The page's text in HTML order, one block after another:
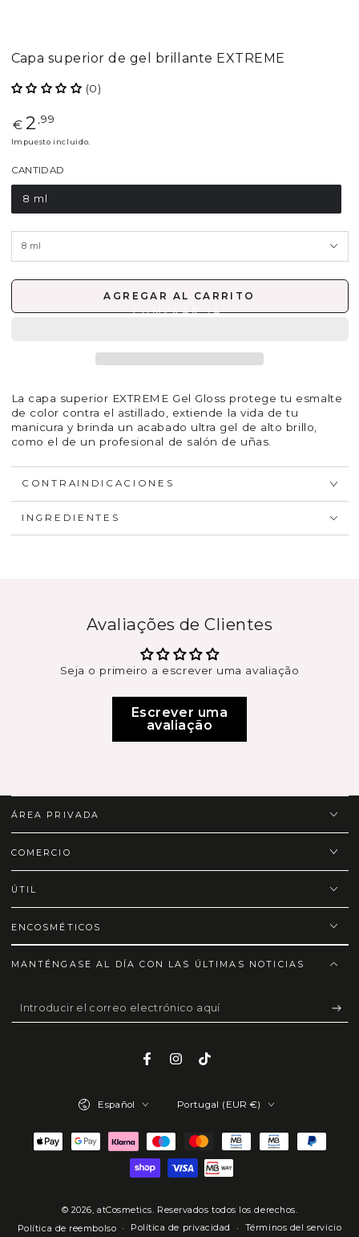
Capa superior de gel brillante EXTREME
(0)
Precio
regular
€ 2 ,99
Impuesto incluido.
CANTIDAD
8 ml
AGREGAR AL CARRITO
La capa superior EXTREME Gel Gloss protege tu esmalte
de color contra el astillado, extiende la vida de tu
manicura y brinda un acabado ultra gel de alto brillo,
como el de un profesional de salón de uñas.
CONTRAINDICACIONES
INGREDIENTES
Avaliações de Clientes
Seja o primeiro a escrever uma avaliação
Escrever uma
avaliação
ÁREA PRIVADA
COMERCIO
ÚTIL
ENCOSMÉTICOS
MANTÉNGASE AL DÍA CON LAS ÚLTIMAS NOTICIAS
Introducir
el
Facebook
Instagram
TikTok
© 2026,atCosmetics. Reservados todos los derechos.
Política de reembolso
Política de privacidad
Términos del servicio
Español Portugal (EUR €)
Métodos